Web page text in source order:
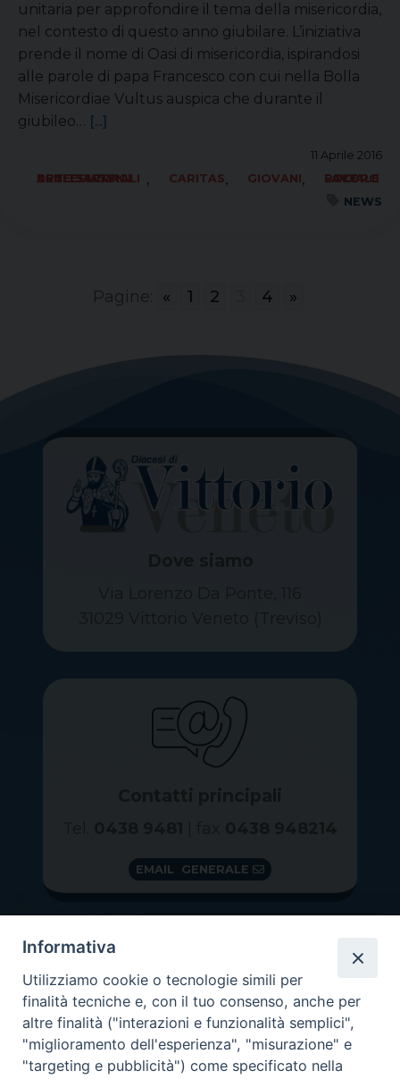
unitaria per approfondire il tema della misericordia,
nel contesto di questo anno giubilare. L’iniziativa
prende il nome di Oasi di misericordia, ispirandosi
alle parole di papa Francesco con cui nella Bolla
Misericordiae Vultus auspica che durante il
giubileo… [...]
11 Aprile 2016
ARTE SACRA BENI CULTURALI ECCLESIASTICI
, CARITAS, GIOVANI,
SOCIALE LAVORO PACE
NEWS
Pagine: « 1 2 4 »
EMAIL GENERALE
GRAZIE PER IL TUO AIUTO
Informativa
Utilizziamo cookie o tecnologie simili per
finalità tecniche e, con il tuo consenso, anche per
altre finalità ("interazioni e funzionalità semplici",
"miglioramento dell'esperienza", "misurazione" e
"targeting e pubblicità") come specificato nella